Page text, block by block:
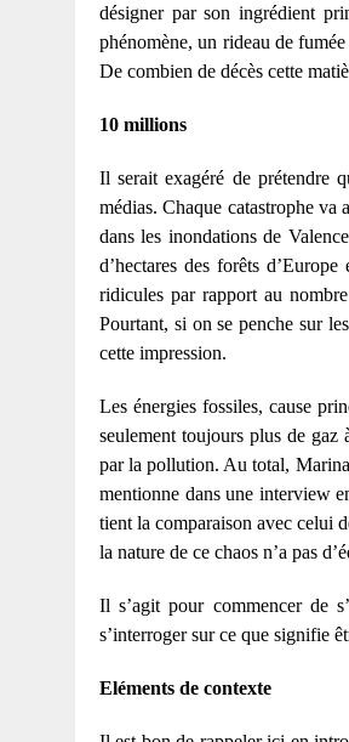
désigner par son ingrédient
phénomène, un rideau de
De combien de décès cette
10 millions
Il serait exagéré de prétendre
médias. Chaque catastrophe
dans les inondations de
d’hectares des forêts
ridicules par rapport au
Pourtant, si on se penche sur
cette impression.
Les énergies fossiles, cause
seulement toujours plus de
par la pollution. Au total,
mentionne dans une interview
tient la comparaison avec celui
la nature de ce chaos n’a pas
Il s’agit pour commencer de
s’interroger sur ce que signifie
Eléments de contexte